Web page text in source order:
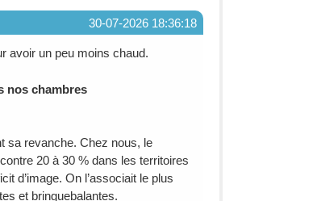
30-07-2026 18:36:18
avoir un peu moins chaud.
nos chambres
sa revanche. Chez nous, le
20 à 30 % dans les territoires
d’image. On l’associait le plus
et bringuebalantes.